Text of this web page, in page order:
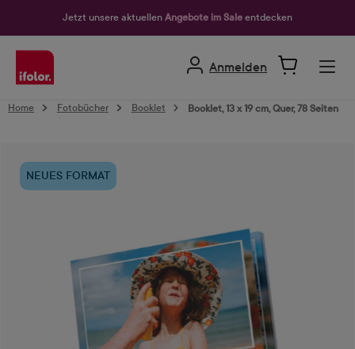
Jetzt unsere aktuellen Angebote im Sale entdecken
Anmelden
Home Fotobücher Booklet Booklet, 13 x 19 cm, Quer, 78 Seiten
NEUES FORMAT